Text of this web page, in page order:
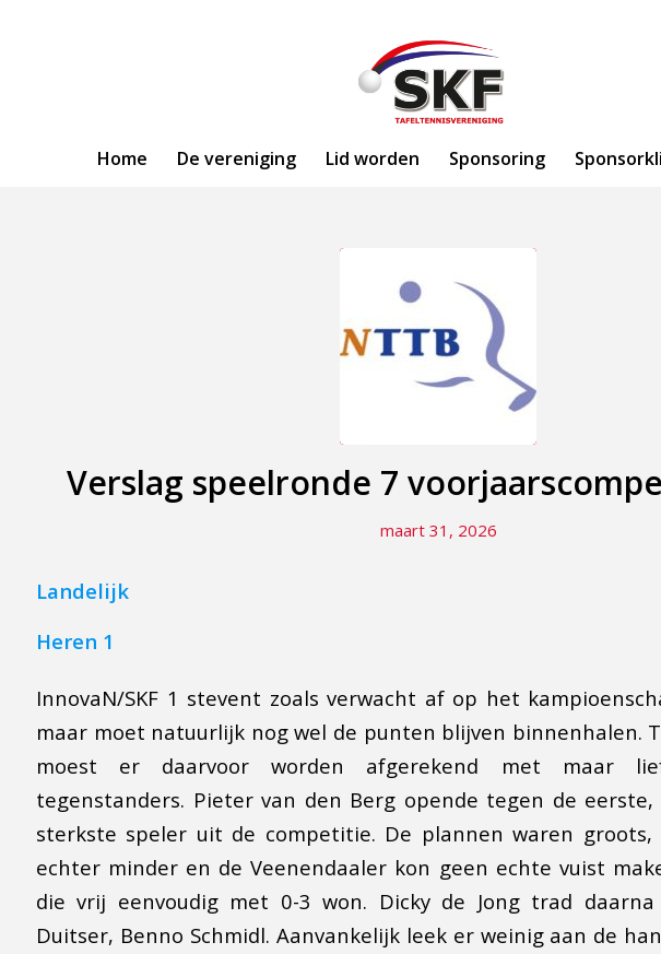
Home De vereniging Lid worden Sponsoring
Verslag speelronde 7
maart 31, 2026
Landelijk
Heren 1
InnovaN/SKF 1 stevent zoals verwacht af op het
maar moet natuurlijk nog wel de punten blijven binnenhalen.
moest er daarvoor worden afgerekend met maar
tegenstanders. Pieter van den Berg opende tegen de eerste,
sterkste speler uit de competitie. De plannen waren groots,
echter minder en de Veenendaaler kon geen echte vuist
die vrij eenvoudig met 0-3 won. Dicky de Jong trad
Duitser, Benno Schmidl. Aanvankelijk leek er weinig aan de